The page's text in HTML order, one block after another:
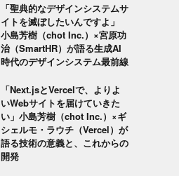
「聖典的なデザインシステムサ
イトを滅ぼしたいんですよ」
小島芳樹（chot Inc.）×宮原功
治（SmartHR）が語る生成AI
時代のデザインシステム最前線
「Next.jsとVercelで、よりよ
いWebサイトを届けていきた
い」小島芳樹（chot Inc.）×ギ
シェルモ・ラウチ（Vercel）が
語る技術の意義と、これからの
開発